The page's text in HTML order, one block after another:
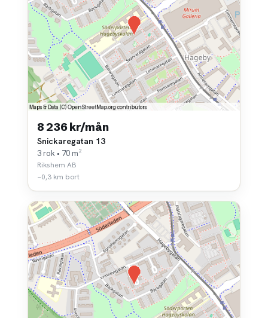
8 236 kr/mån
Snickaregatan 13
3 rok • 70 m²
Rikshem AB
~0,3 km bort